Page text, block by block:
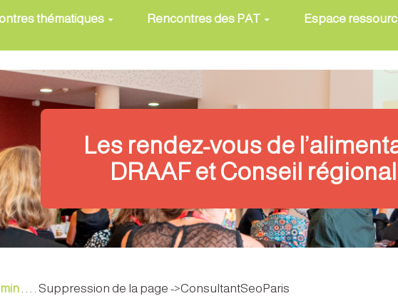
thématiques Rencontres des PAT Espace
Les rendez-vous de
DRAAF et Conseil
. . . . Suppression de la page ->ConsultantSeoParis